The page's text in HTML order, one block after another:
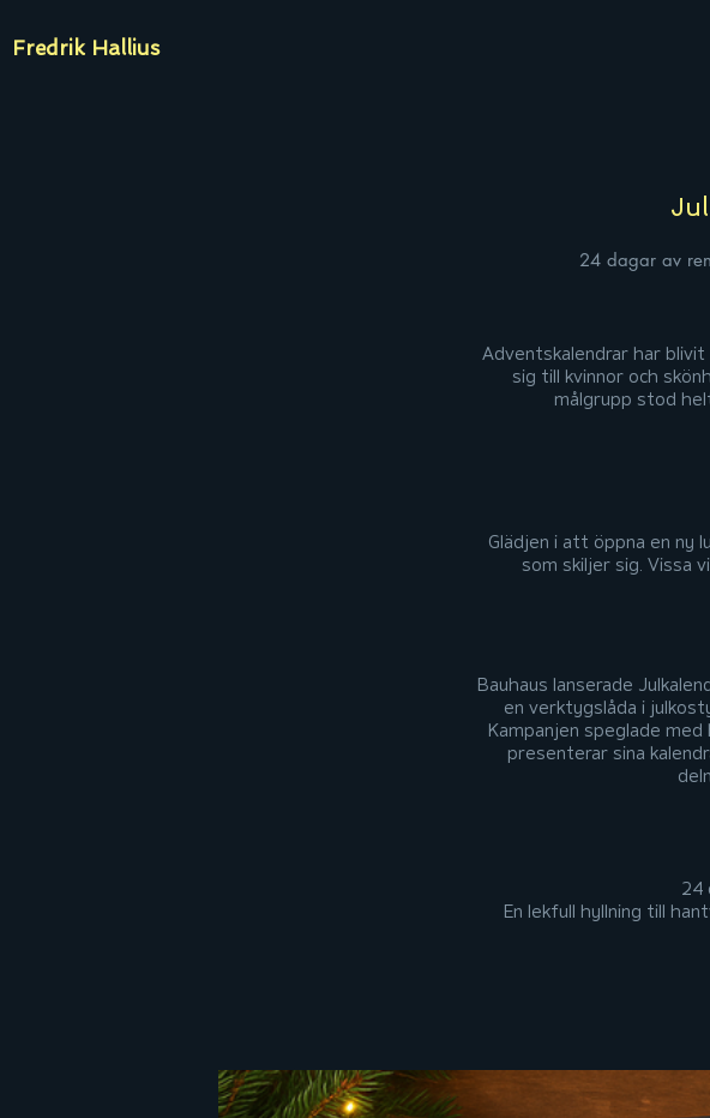
Fredrik Hallius
24 dagar av
Adventskalendrar har blivit
sig till kvinnor och
målgrupp stod
Glädjen i att öppna en ny
som skiljer sig. Vissa
Bauhaus lanserade
en verktygslåda i
Kampanjen speglade
presenterar sina
24
En lekfull hyllning till